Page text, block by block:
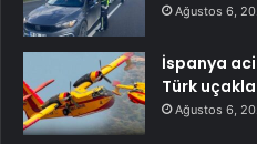
Ağustos 6,
İspanya
Türk
Ağustos 6,